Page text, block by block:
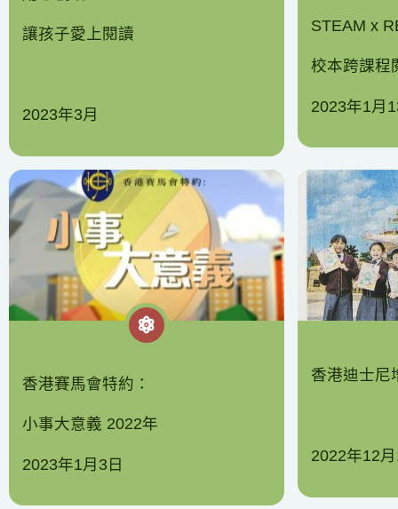
讓孩子愛上閱讀
2023年3月
STEAM x
校本跨課程
2023年1月
香港賽馬會特約：
小事大意義 2022年
2023年1月3日
香港迪士尼
2022年12